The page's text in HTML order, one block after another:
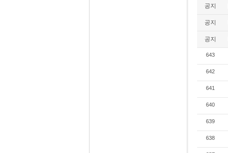
공지
공지
공지
643
642
641
640
639
638